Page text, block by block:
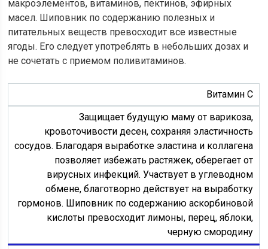
макроэлементов, витаминов, пектинов, эфирных
масел. Шиповник по содержанию полезных и
питательных веществ превосходит все известные
ягоды. Его следует употреблять в небольших дозах и
не сочетать с приемом поливитаминов.
Витамин С
Защищает будущую маму от варикоза,
кровоточивости десен, сохраняя эластичность
сосудов. Благодаря выработке эластина и коллагена
позволяет избежать растяжек, оберегает от
вирусных инфекций. Участвует в углеводном
обмене, благотворно действует на выработку
гормонов. Шиповник по содержанию аскорбиновой
кислоты превосходит лимоны, перец, яблоки,
черную смородину